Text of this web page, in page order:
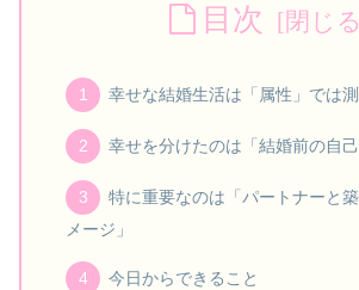
目次
幸せな結婚生活は「属性」では
幸せを分けたのは「結婚前の自
特に重要なのは「パートナーと
メージ」
今日からできること